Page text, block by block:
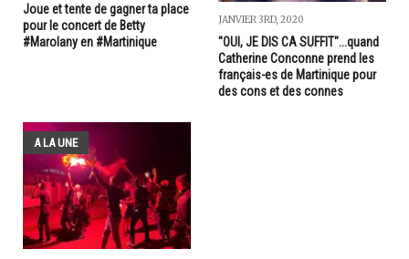
Joue et tente de gagner ta place
pour le concert de Betty
#Marolany en #Martinique
JANVIER 3RD, 2020
"OUI, JE DIS CA SUFFIT"...quand
Catherine Conconne prend les
français-es de Martinique pour
des cons et des connes
A LA UNE